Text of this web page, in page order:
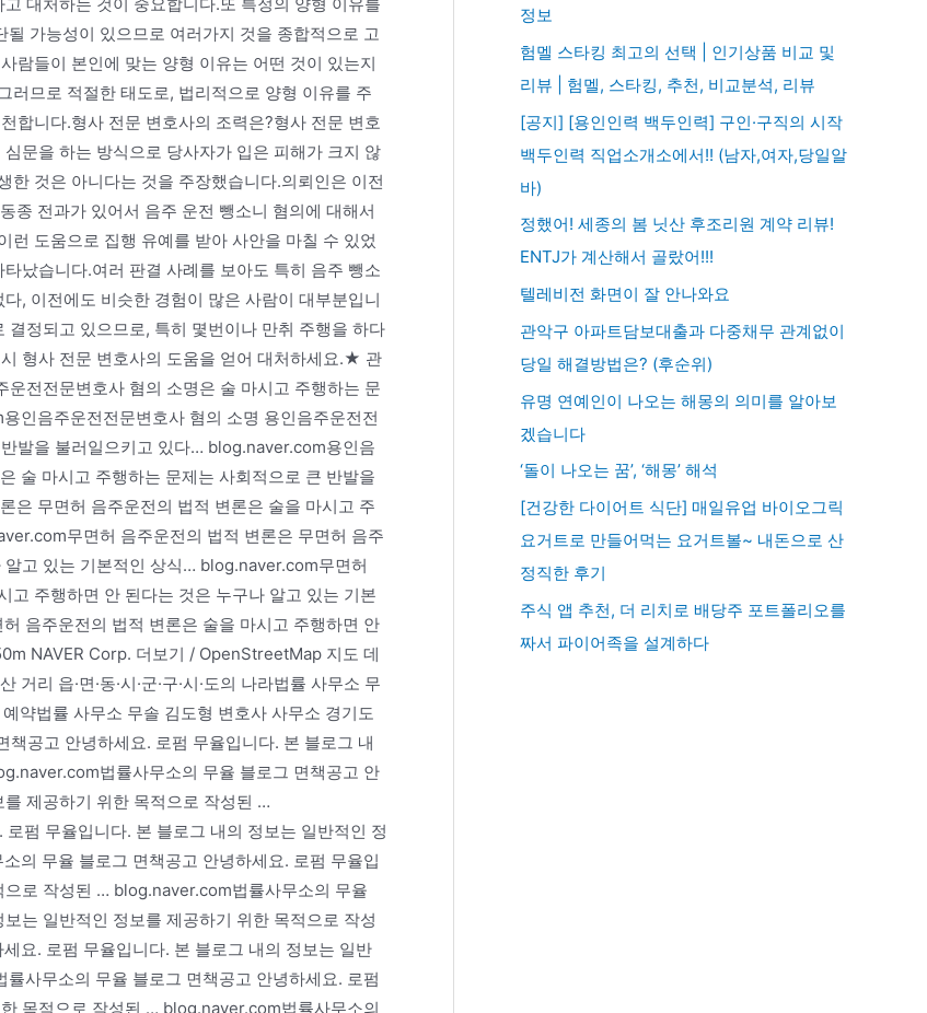
가능성이 있으므로 여러가지 것을 종합적으로 고
람들이 본인에 맞는 양형 이유는 어떤 것이 있는지
러므로 적절한 태도로, 법리적으로 양형 이유를 주
합니다.형사 전문 변호사의 조력은?형사 전문 변호
문을 하는 방식으로 당사자가 입은 피해가 크지 않
한 것은 아니다는 것을 주장했습니다.의뢰인은 이전
종 전과가 있어서 음주 운전 뺑소니 혐의에 대해서
런 도움으로 집행 유예를 받아 사안을 마칠 수 있었
났습니다.여러 판결 사례를 보아도 특히 음주 뺑소
, 이전에도 비슷한 경험이 많은 사람이 대부분입니
정되고 있으므로, 특히 몇번이나 만취 주행을 하다
형사 전문 변호사의 도움을 얻어 대처하세요.★ 관
전전문변호사 혐의 소명은 술 마시고 주행하는 문
인음주운전전문변호사 혐의 소명 용인음주운전전
발을 불러일으키고 있다… blog.naver.com용인음
술 마시고 주행하는 문제는 사회적으로 큰 반발을
무면허 음주운전의 법적 변론은 술을 마시고 주
무면허 음주운전의 법적 변론은 무면허 음주
고 있는 기본적인 상식… blog.naver.com무면허
고 주행하면 안 된다는 것은 누구나 알고 있는 기본
음주운전의 법적 변론은 술을 마시고 주행하면 안
NAVER Corp. 더보기 / OpenStreetMap 지도 데
리 읍·면·동·시·군·구·시·도의 나라법률 사무소 무
약법률 사무소 무솔 김도형 변호사 사무소 경기도
공고 안녕하세요. 로펌 무율입니다. 본 블로그 내
법률사무소의 무율 블로그 면책공고 안
제공하기 위한 목적으로 작성된 …
펌 무율입니다. 본 블로그 내의 정보는 일반적인 정
의 무율 블로그 면책공고 안녕하세요. 로펌 무율입
로 작성된 … blog.naver.com법률사무소의 무율
는 일반적인 정보를 제공하기 위한 목적으로 작성
요. 로펌 무율입니다. 본 블로그 내의 정보는 일반
사무소의 무율 블로그 면책공고 안녕하세요. 로펌
목적으로 작성된 … blog.naver.com법률사무소의
정보
험멜 스타킹 최고의 선택 | 인기상품 비교 및
리뷰 | 험멜, 스타킹, 추천, 비교분석, 리뷰
[공지] [용인인력 백두인력] 구인·구직의 시작
백두인력 직업소개소에서!! (남자,여자,당일알
바)
정했어! 세종의 봄 닛산 후조리원 계약 리뷰!
ENTJ가 계산해서 골랐어!!!
텔레비전 화면이 잘 안나와요
관악구 아파트담보대출과 다중채무 관계없이
당일 해결방법은? (후순위)
유명 연예인이 나오는 해몽의 의미를 알아보
겠습니다
‘돌이 나오는 꿈’, ‘해몽’ 해석
[건강한 다이어트 식단] 매일유업 바이오그릭
요거트로 만들어먹는 요거트볼~ 내돈으로 산
정직한 후기
주식 앱 추천, 더 리치로 배당주 포트폴리오를
짜서 파이어족을 설계하다